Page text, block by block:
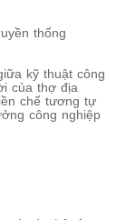
thống
kỹ thuật công
của thợ địa
chế tương tự
công nghiệp